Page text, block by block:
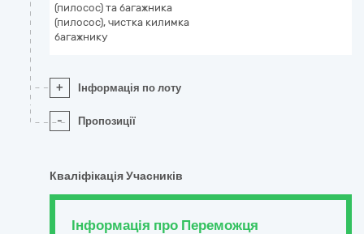
(пилосос) та багажника
(пилосос), чистка килимка
багажнику
+ Інформація по лоту
- Пропозиції
Кваліфікація Учасників
Інформація про Переможця